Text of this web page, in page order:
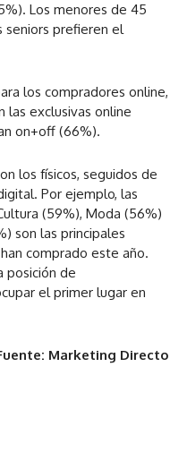
Los menores de 45
seniors prefieren el
los compradores online,
las exclusivas online
on+off (66%).
los físicos, seguidos de
Por ejemplo, las
(59%), Moda (56%)
son las principales
comprado este año.
posición de
el primer lugar en
Marketing Directo